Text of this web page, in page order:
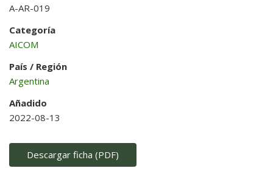
A-AR-019
Categoría
AICOM
País / Región
Argentina
Añadido
2022-08-13
Descargar ficha (PDF)